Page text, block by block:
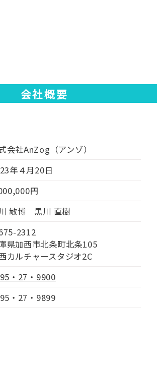
会社概要
会社AnZog（アンゾ）
年４月20日
円
敏博 黒川 直樹
2312
県加西市北条町北条105
カルチャースタジオ2C
・27・9900
・27・9899